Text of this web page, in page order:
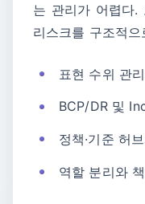
는 관리가 어렵다.
리스크를 구조적으
표현 수위 관
BCP/DR 및
정책·기준 허
역할 분리와